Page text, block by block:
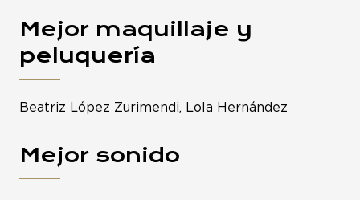
Mejor maquillaje y
peluquería
Beatriz López Zurimendi, Lola Hernández
Mejor sonido